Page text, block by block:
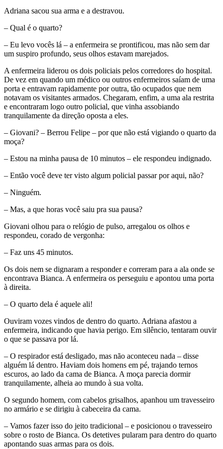
Adriana sacou sua arma e a destravou.
– Qual é o quarto?
– Eu levo vocês lá – a enfermeira se prontificou, mas não sem dar
um suspiro profundo, seus olhos estavam marejados.
A enfermeira liderou os dois policiais pelos corredores do hospital.
De vez em quando um médico ou outros enfermeiros saíam de uma
porta e entravam rapidamente por outra, tão ocupados que nem
notavam os visitantes armados. Chegaram, enfim, a uma ala restrita
e encontraram logo outro policial, que vinha assobiando
tranquilamente da direção oposta a eles.
– Giovani? – Berrou Felipe – por que não está vigiando o quarto da
moça?
– Estou na minha pausa de 10 minutos – ele respondeu indignado.
– Então você deve ter visto algum policial passar por aqui, não?
– Ninguém.
– Mas, a que horas você saiu pra sua pausa?
Giovani olhou para o relógio de pulso, arregalou os olhos e
respondeu, corado de vergonha:
– Faz uns 45 minutos.
Os dois nem se dignaram a responder e correram para a ala onde se
encontrava Bianca. A enfermeira os perseguiu e apontou uma porta
à direita.
– O quarto dela é aquele ali!
Ouviram vozes vindos de dentro do quarto. Adriana afastou a
enfermeira, indicando que havia perigo. Em silêncio, tentaram ouvir
o que se passava por lá.
– O respirador está desligado, mas não aconteceu nada – disse
alguém lá dentro. Haviam dois homens em pé, trajando ternos
escuros, ao lado da cama de Bianca. A moça parecia dormir
tranquilamente, alheia ao mundo à sua volta.
O segundo homem, com cabelos grisalhos, apanhou um travesseiro
no armário e se dirigiu à cabeceira da cama.
– Vamos fazer isso do jeito tradicional – e posicionou o travesseiro
sobre o rosto de Bianca. Os detetives pularam para dentro do quarto
apontando suas armas para os dois.